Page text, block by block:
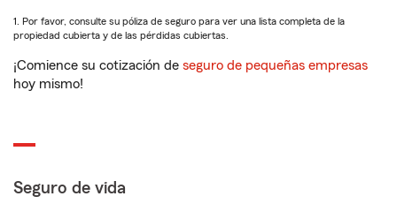
1. Por favor, consulte su póliza de seguro para ver una lista completa de la
propiedad cubierta y de las pérdidas cubiertas.
¡Comience su cotización de seguro de pequeñas empresas
hoy mismo!
Seguro de vida